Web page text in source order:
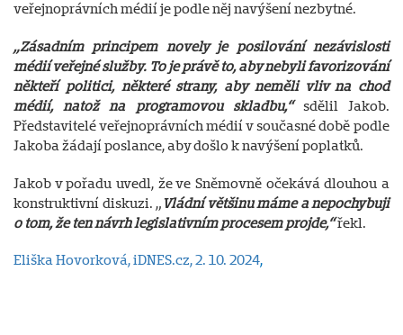
veřejnoprávních médií je podle něj navýšení nezbytné.
„Zásadním principem novely je posilování nezávislosti
médií veřejné služby. To je právě to, aby nebyli favorizování
někteří politici, některé strany, aby neměli vliv na chod
médií, natož na programovou skladbu,“sdělil Jakob.
Představitelé veřejnoprávních médií v současné době podle
Jakoba žádají poslance, aby došlo k navýšení poplatků.
Jakob v pořadu uvedl, že ve Sněmovně očekává dlouhou a
konstruktivní diskuzi. „Vládní většinu máme a nepochybuji
o tom, že ten návrh legislativním procesem projde,“řekl.
Eliška Hovorková, iDNES.cz, 2. 10. 2024,